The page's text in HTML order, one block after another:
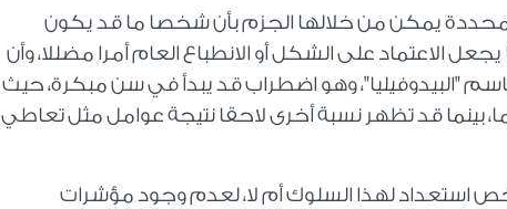
يمكن من خلالها الجزم بأن شخصا ما قد يكون
الاعتماد على الشكل أو الانطباع العام أمرا مضللا، وأن
"البيدوفيليا"، وهو اضطراب قد يبدأ في سن مبكرة، حيث
نحو 80 في المئة من الحالات قبل سن 14 عاما، بينما قد تظهر نسبة أخرى لاحقا نتيجة عوامل مثل تعاطي
استعداد لهذا السلوك أم لا، لعدم وجود مؤشرات